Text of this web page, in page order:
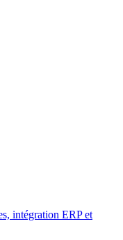
intégration ERP et